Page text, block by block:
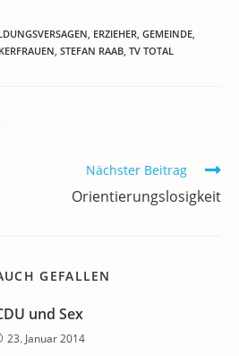
at
s
e
gr
re
e
le
n
, ERZIEHER, GEMEINDE,
, STEFAN RAAB, TV TOTAL
Nächster Beitrag
Orientierungslosigkeit
GEFALLEN
und Sex
23. Januar 2014